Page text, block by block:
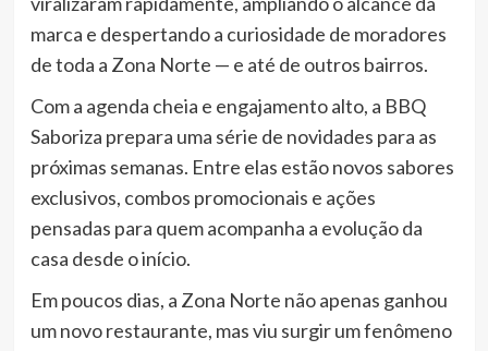
marca e despertando a curiosidade de moradores
de toda a Zona Norte — e até de outros bairros.
Com a agenda cheia e engajamento alto, a BBQ
Saboriza prepara uma série de novidades para as
próximas semanas. Entre elas estão novos sabores
exclusivos, combos promocionais e ações
pensadas para quem acompanha a evolução da
casa desde o início.
Em poucos dias, a Zona Norte não apenas ganhou
um novo restaurante, mas viu surgir um fenômeno